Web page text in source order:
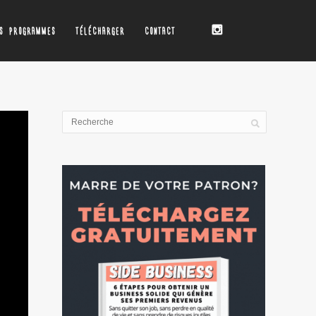
PROGRAMMES TÉLÉCHARGER CONTACT